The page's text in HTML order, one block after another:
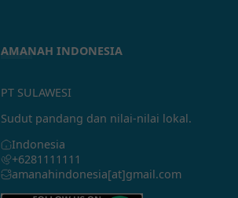
AMANAH INDONESIA
PT SULAWESI
Sudut pandang dan nilai-nilai lokal.
Indonesia
+6281111111
amanahindonesia[at]gmail.com